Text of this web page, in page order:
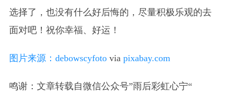
选择了，也没有什么好后悔的，尽量积极乐观的去
面对吧！祝你幸福、好运！
图片来源： debowscyfotovia pixabay.com
鸣谢：文章转载自微信公众号”雨后彩虹心宁“